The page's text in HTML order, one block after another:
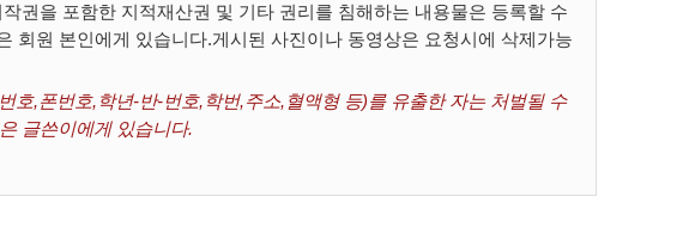
권을 포함한 지적재산권 및 기타 권리를 침해하는 내용물은 등록할 수
회원 본인에게 있습니다.게시된 사진이나 동영상은 요청시에 삭제가능
호,폰번호,학년-반-번호,학번,주소,혈액형 등)를 유출한 자는 처벌될 수
글쓴이에게 있습니다.